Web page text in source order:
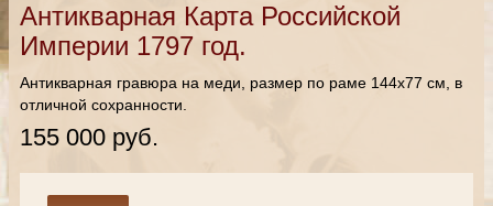
Антикварная Карта Российской
Империи 1797 год.
Антикварная гравюра на меди, размер по раме 144х77 см, в
отличной сохранности.
155 000 руб.